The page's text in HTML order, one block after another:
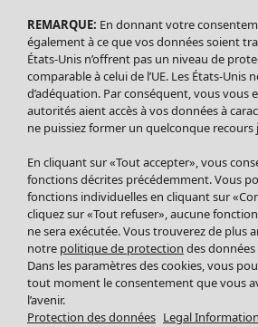
Chaussures
Vêtements de bain
Basics
Soldes Mobilier
Bonnes affaires déco
Décoration
Textiles
Tapis
Éponge
REMARQUE: En donnant votre
également à ce que vos données soient
États-Unis n’offrent pas un niveau de
comparable à celui de l’UE. Les États-Unis
d’adéquation. Par conséquent, vous vous
autorités aient accès à vos données à
ne puissiez former un quelconque
En cliquant sur «Tout accepter», vous
fonctions décrites précédemment. Vous
fonctions individuelles en cliquant sur
cliquez sur «Tout refuser», aucune
ne sera exécutée. Vous trouverez de plus
notre politique de protection des
Dans les paramètres des cookies, vous
tout moment le consentement que vous
l’avenir.
Protection des données Legal Information